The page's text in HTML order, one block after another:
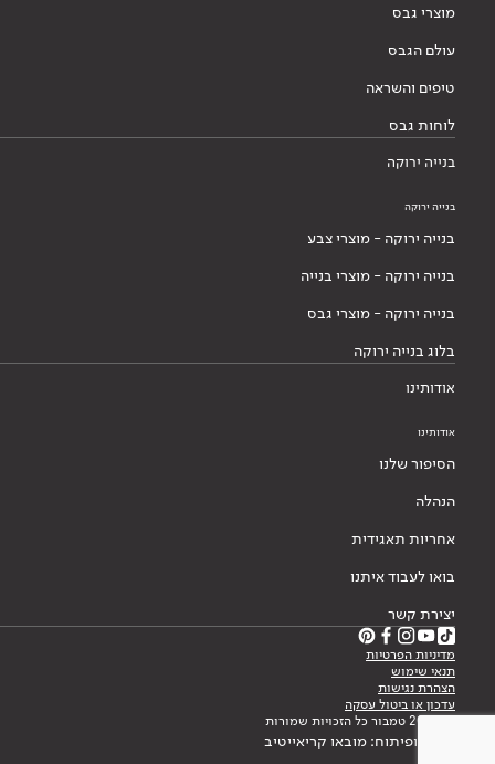
מוצרי גבס
עולם הגבס
טיפים והשראה
לוחות גבס
בנייה ירוקה
בנייה ירוקה
בנייה ירוקה - מוצרי צבע
בנייה ירוקה - מוצרי בנייה
בנייה ירוקה - מוצרי גבס
בלוג בנייה ירוקה
אודותינו
אודותינו
הסיפור שלנו
הנהלה
אחריות תאגידית
בואו לעבוד איתנו
יצירת קשר
מדיניות הפרטיות
תנאי שימוש
הצהרת נגישות
עדכון או ביטול עסקה
© 2026 טמבור כל הזכויות שמורות
עיצוב ופיתוח: מובאו קריאייטיב